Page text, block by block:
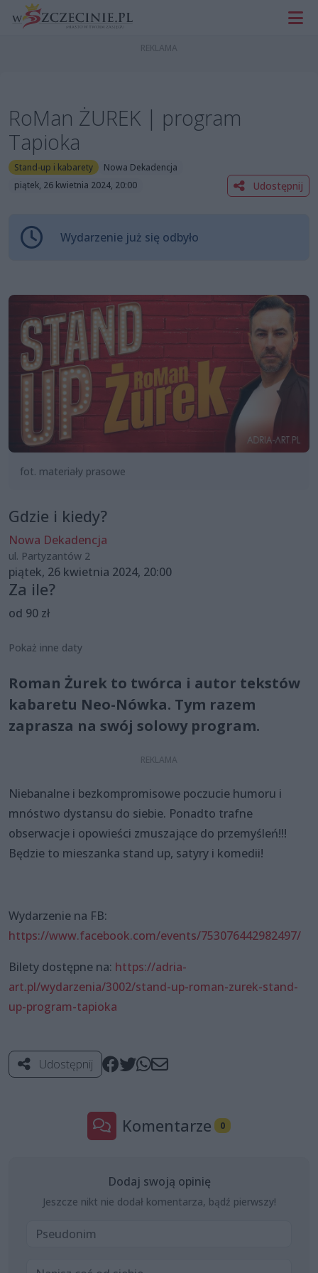
RoMan ŻUREK | program
Tapioka
Stand-up i kabarety
Nowa Dekadencja
piątek, 26 kwietnia 2024, 20:00
Udostępnij
Wydarzenie już się odbyło
fot. materiały prasowe
Gdzie i kiedy?
Nowa Dekadencja
ul. Partyzantów 2
piątek, 26 kwietnia 2024, 20:00
Za ile?
od 90 zł
Pokaż inne daty
Roman Żurek to twórca i autor tekstów
kabaretu Neo-Nówka. Tym razem
zaprasza na swój solowy program.
Niebanalne i bezkompromisowe poczucie humoru i
mnóstwo dystansu do siebie. Ponadto trafne
obserwacje i opowieści zmuszające do przemyśleń‼!
Będzie to mieszanka stand up, satyry i komedii!
Wydarzenie na FB:
https://www.facebook.com/events/753076442982497/
Bilety dostępne na: https://adria-
art.pl/wydarzenia/3002/stand-up-roman-zurek-stand-
up-program-tapioka
Udostępnij
Komentarze 0
Dodaj swoją opinię
Jeszcze nikt nie dodał komentarza, bądź pierwszy!